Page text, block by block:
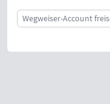
Wegweiser-Account